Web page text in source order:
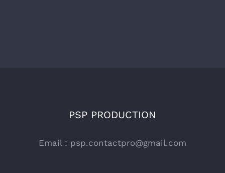
PSP PRODUCTION
Email : psp.contactpro@gmail.com